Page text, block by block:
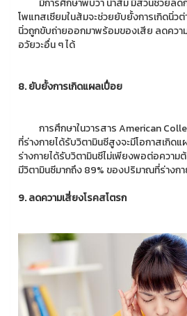
มีการศึกษาพบว่า น้ำส้ม มีส่วนช่วยลดก
โพแทสเซียมในส้มจะช่วยยับยั้งการเกิดนิ่วต่
นิ่วถูกขับถ่ายออกมาพร้อมของเสีย ลดความ
อวัยวะอื่น ๆ ได้
8. ยับยั้งการเกิดแผลเปื่อย
การศึกษาในวารสาร American
ที่ร่างกายได้รับวิตามินซีสูงจะมีโอกาสเกิด
ร่างกายได้รับวิตามินซีไม่เพียงพอต่อความ
มีวิตามินซีมากถึง 89% ของปริมาณที่ร่างก
9. ลดความเสี่ยงโรคสโตรก